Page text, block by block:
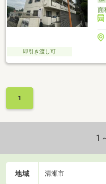
面
即引き渡し可
1
1
地域 清瀬市